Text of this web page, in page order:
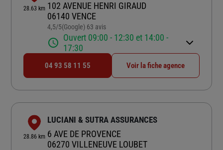
28.63 km 102 AVENUE HENRI GIRAUD
06140 VENCE
4,5/5Note de 4.5 sur 5
(Google) 63 avis
Ouvert 09:00 - 12:30 et 14:00 -
17:30
04 93 58 11 55 Voir la fiche agence
28.86 km
LUCIANI & SUTRA ASSURANCES
6 AVE DE PROVENCE
06270 VILLENEUVE LOUBET